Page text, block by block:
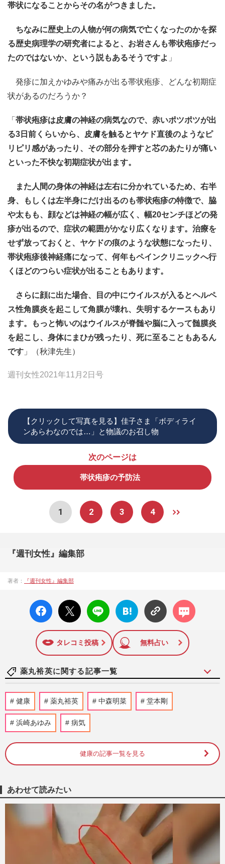
帯状になることからその名がつきました。
ちなみに歴史上の人物が何の病気で亡くなったのかを探
る歴史病理学の研究者によると、お岩さんも帯状疱疹だっ
たのではないか、という説もあるそうですよ 」
発疹に加えかゆみや痛みが出る帯状疱疹、どんな初期症
状があるのだろうか？
「 帯状疱疹は皮膚の神経の病気なので、赤いポツポツが出
る3日前くらいから、皮膚を触るとヤケド直後のようなピ
リピリ感があったり、その部分を押すと芯のあたりが痛い
といった不快な初期症状が出ます。
また人間の身体の神経は左右に分かれているため、右半
身、もしくは左半身にだけ出るのも帯状疱疹の特徴で、脇
や太もも、顔などは神経の幅が広く、幅20センチほどの発
疹が出るので、症状の範囲がかなり広くなります。治療を
せず放っておくと、ヤケドの痕のような状態になったり、
帯状疱疹後神経痛になって、何年もペインクリニックへ行
くほどのつらい症状が出ることもあります。
さらに顔に出た場合、目の中にウイルスが入るとヘルペ
ス性角膜炎を起こして角膜が壊れ、失明するケースもあり
ます。もっと怖いのはウイルスが脊髄や脳に入って髄膜炎
を起こし、身体にまひが残ったり、死に至ることもあるん
です 」（秋津先生）
週刊女性2021年11月2日号
【クリックして写真を見る】佳子さま「ボディライ
ンあらわなのでは…」と物議のお召し物
次のページは
帯状疱疹の予防法
1 2 3 4
『週刊女性』編集部
著者： 『週刊女性』編集部
facebo
ok い
X ポス
ト
LINE
はてな
ブック
に追加
コメン
ト
タレコミ投稿 無料占い
薬丸裕英に関する記事一覧
下咽頭がんステージ4の見栄晴「放射線治
療35回、首のリンパ節転移」“当たり前”に
感謝し続ける日々を語る
週刊女性2024年6月18日号
Cocomi＆Koki,など、美形親を持つ二世
の“気になるパーツ”改善法を美容外科医に
週刊女性PRIME
薬丸裕英、過激コメントで芸能界“ネオ”ご
意見番か「何様？」発言だけじゃない
小窪誠子 2020/9/2
健康 薬丸裕英 中森明菜 堂本剛
浜崎あゆみ 病気
健康の記事一覧を見る
あわせて読みたい